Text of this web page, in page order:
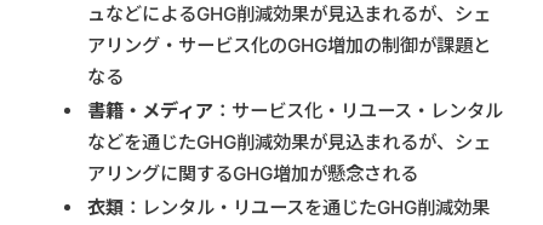
ュなどによるGHG削減効果が見込まれるが、シェ
アリング・サービス化のGHG増加の制御が課題と
なる
書籍・メディア ：サービス化・リユース・レンタル
などを通じたGHG削減効果が見込まれるが、シェ
アリングに関するGHG増加が懸念される
衣類 ：レンタル・リユースを通じたGHG削減効果